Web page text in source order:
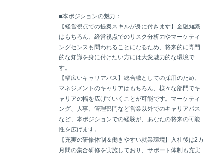
■本ポジションの魅力：
【経営視点での提案スキルが身に付きます】金融知識
はもちろん、経営視点でのリスク分析力やマーケティ
ングセンスも問われることになるため、将来的に専門
的な知識を身に付けたい方には大変魅力的な環境で
す。
【幅広いキャリアパス】総合職としての採用のため、
マネジメントのキャリアはもちろん、様々な部門でキ
ャリアの幅を広げていくことが可能です。マーケティ
ング、人事、管理部門など営業以外でのキャリアパス
など、本ポジションでの経験が、あなたの将来の可能
性を広げます。
【充実の研修体制＆働きやすい就業環境】入社後は2カ
月間の集合研修を実施しており、サポート体制も充実